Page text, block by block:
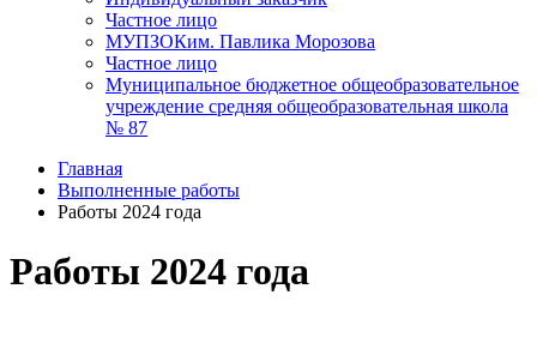
Частное лицо
МУПЗОКим. Павлика Морозова
Частное лицо
Муниципальное бюджетное общеобразовательное
учреждение средняя общеобразовательная школа
№ 87
Главная
Выполненные работы
Работы 2024 года
Работы 2024 года